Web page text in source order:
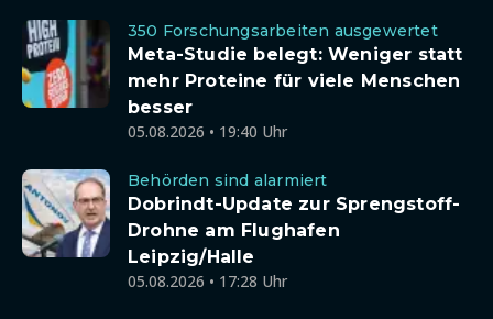
350 Forschungsarbeiten ausgewertet
Meta-Studie belegt: Weniger statt
mehr Proteine für viele Menschen
besser
05.08.2026 • 19:40 Uhr
Behörden sind alarmiert
Dobrindt-Update zur Sprengstoff-
Drohne am Flughafen
Leipzig/Halle
05.08.2026 • 17:28 Uhr